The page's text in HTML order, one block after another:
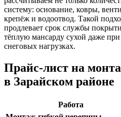
систему: основание, ковры,
крепёж и водоотвод. Такой
продлевает срок службы
тёплую мансарду сухой даже
снеговых нагрузках.
Прайс-лист на
в Зарайском районе
Работа